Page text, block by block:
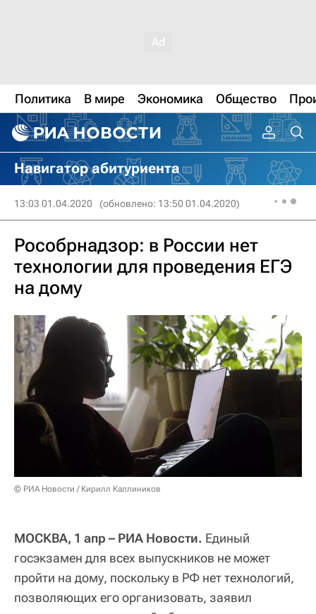
Политика В мире Экономика Общество
Навигатор абитуриента
13:03 01.04.2020 (обновлено: 13:50 01.04.2020)
Рособрнадзор: в России нет
технологии для проведения ЕГЭ
на дому
© РИА Новости / Кирилл Каллиников
МОСКВА, 1 апр – РИА Новости. Единый
госэкзамен для всех выпускников не может
пройти на дому, поскольку в РФ нет технологий,
позволяющих его организовать, заявил